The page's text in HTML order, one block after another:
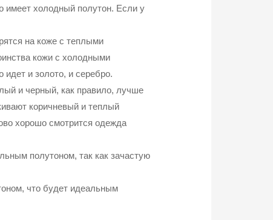
имеет холодный полутон. Если у
на коже с теплыми
кожи с холодными
и золото, и серебро.
и черный, как правило, лучше
коричневый и теплый
хорошо смотрится одежда
полутоном, так как зачастую
что будет идеальным